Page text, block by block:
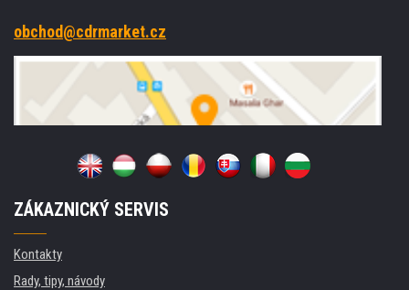
obchod@cdrmarket.cz
ZÁKAZNICKÝ SERVIS
Kontakty
Rady, tipy, návody